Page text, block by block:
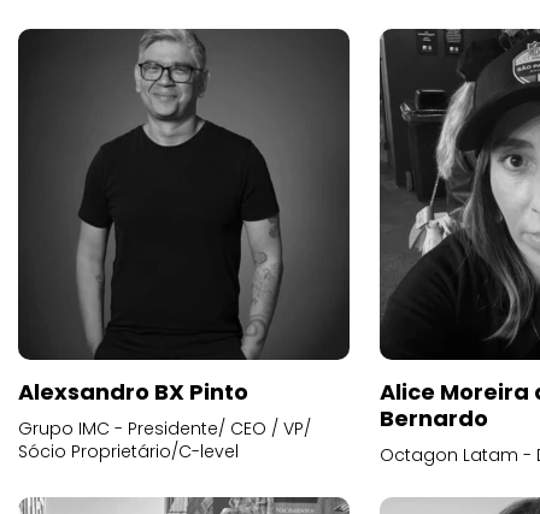
Alexsandro BX Pinto
Grupo IMC - Presidente/ CEO / VP/
Sócio Proprietário/C-level
Alice
Bernardo
Octagon Latam -